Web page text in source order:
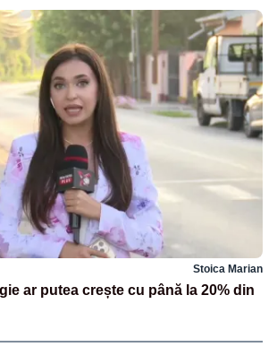
Stoica Marian
ar putea crește cu până la 20% din